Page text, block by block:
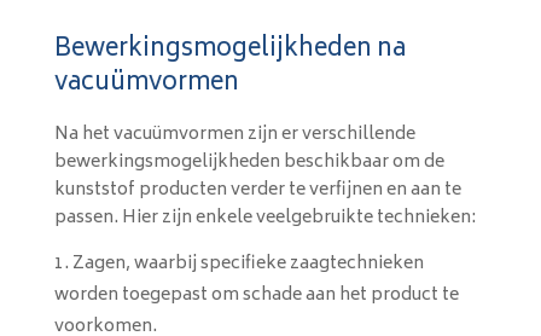
Bewerkingsmogelijkheden na
vacuümvormen
Na het vacuümvormen zijn er verschillende
bewerkingsmogelijkheden beschikbaar om de
kunststof producten verder te verfijnen en aan te
passen. Hier zijn enkele veelgebruikte technieken:
Zagen, waarbij specifieke zaagtechnieken
worden toegepast om schade aan het product te
voorkomen.